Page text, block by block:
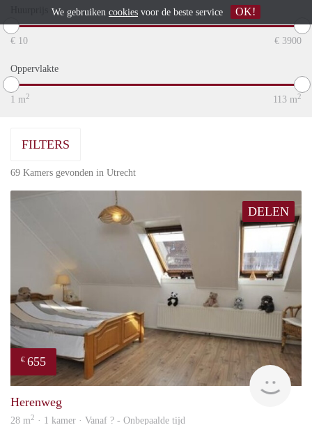
€ 10 € 3900
Oppervlakte
1 m2 113 m2
FILTERS
69 Kamers gevonden in Utrecht
DELEN
€ 655
Herenweg
28 m2 · 1 kamer · Vanaf ? - Onbepaalde tijd
We gebruiken cookies voor de beste service OK!